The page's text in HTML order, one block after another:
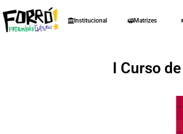
Institucional Matrizes
I Curso